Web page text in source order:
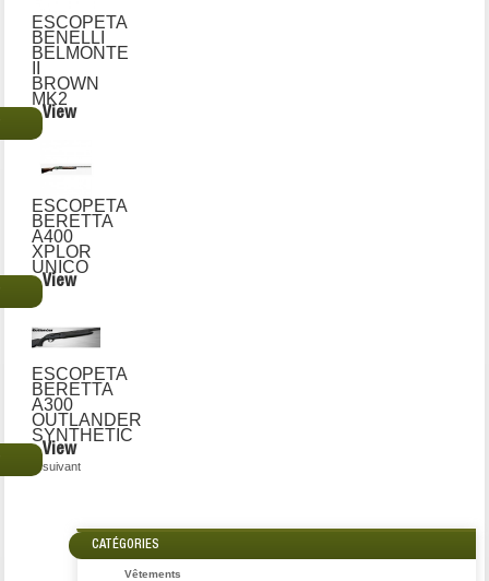
ESCOPETA
BENELLI
BELMONTE
BROWN
MK2
View
ESCOPETA
BERETTA
A400
XPLOR
UNICO
View
ESCOPETA
BERETTA
A300
OUTLANDER
SYNTHETIC
View
suivant
CATÉGORIES
Vêtements